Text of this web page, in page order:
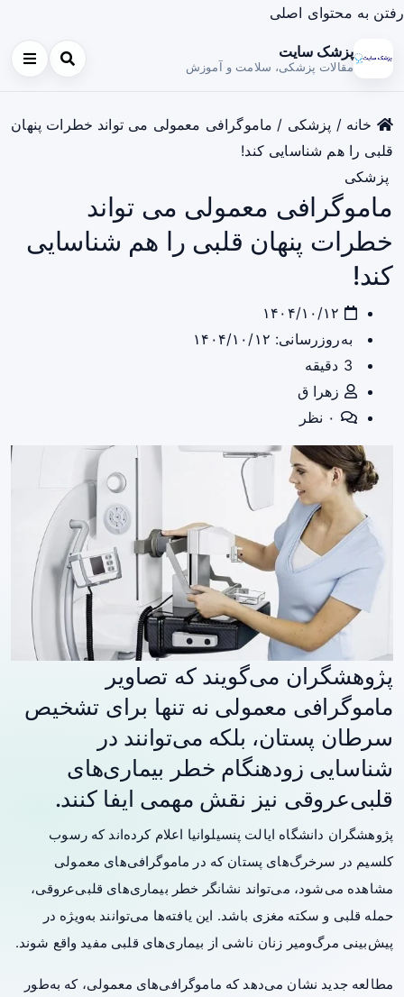
رفتن به محتوای اصلی
پزشک سایت
مقالات پزشکی، سلامت و آموزش
خانه / پزشکی / ماموگرافی معمولی می تواند خطرات پنهان
قلبی را هم شناسایی کند!
پزشکی
ماموگرافی معمولی می تواند
خطرات پنهان قلبی را هم شناسایی
کند!
به‌روزرسانی: ۱۴۰۴/۱۰/۱۲
زهرا ق
پژوهشگران می‌گویند که تصاویر
ماموگرافی معمولی نه تنها برای تشخیص
سرطان پستان، بلکه می‌توانند در
شناسایی زودهنگام خطر بیماری‌های
قلبی‌عروقی نیز نقش مهمی ایفا کنند.
پژوهشگران دانشگاه ایالت پنسیلوانیا اعلام کرده‌اند که رسوب
کلسیم در سرخرگ‌های پستان که در ماموگرافی‌های معمولی
مشاهده می‌شود، می‌تواند نشانگر خطر بیماری‌های قلبی‌عروقی،
حمله قلبی و سکته مغزی باشد. این یافته‌ها می‌توانند به‌ویژه در
پیش‌بینی مرگ‌ومیر زنان ناشی از بیماری‌های قلبی مفید واقع شوند.
مطالعه جدید نشان می‌دهد که ماموگرافی‌های معمولی، که به‌طور